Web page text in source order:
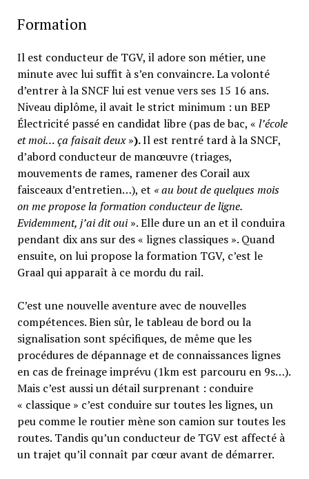
Formation
Il est conducteur de TGV, il adore son métier, une
minute avec lui suffit à s’en convaincre. La volonté
d’entrer à la SNCF lui est venue vers ses 15 16 ans.
Niveau diplôme, il avait le strict minimum : un BEP
Électricité passé en candidat libre (pas de bac, « l’école
et moi… ça faisait deux»).Il est rentré tard à la SNCF,
d’abord conducteur de manœuvre (triages,
mouvements de rames, ramener des Corail aux
faisceaux d’entretien…), et « au bout de quelques mois
on me propose la formation conducteur de ligne.
Evidemment, j’ai dit oui». Elle dure un an et il conduira
pendant dix ans sur des « lignes classiques ». Quand
ensuite, on lui propose la formation TGV, c’est le
Graal qui apparaît à ce mordu du rail.
C’est une nouvelle aventure avec de nouvelles
compétences. Bien sûr, le tableau de bord ou la
signalisation sont spécifiques, de même que les
procédures de dépannage et de connaissances lignes
en cas de freinage imprévu (1km est parcouru en 9s…).
Mais c’est aussi un détail surprenant : conduire
« classique » c’est conduire sur toutes les lignes, un
peu comme le routier mène son camion sur toutes les
routes. Tandis qu’un conducteur de TGV est affecté à
un trajet qu’il connaît par cœur avant de démarrer.